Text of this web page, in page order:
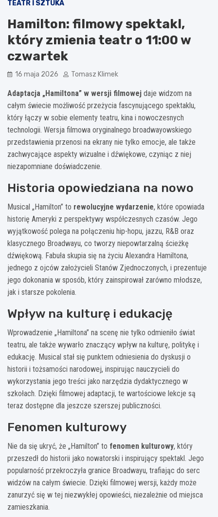
TEATR I SZTUKA
Hamilton: filmowy spektakl,
który zmienia teatr o 11:00 w
czwartek
16 maja 2026 Tomasz Klimek
Adaptacja „Hamiltona” w wersji filmowej daje widzom na
całym świecie możliwość przeżycia fascynującego spektaklu,
który łączy w sobie elementy teatru, kina i nowoczesnych
technologii. Wersja filmowa oryginalnego broadwayowskiego
przedstawienia przenosi na ekrany nie tylko emocje, ale także
zachwycające aspekty wizualne i dźwiękowe, czyniąc z niej
niezapomniane doświadczenie.
Historia opowiedziana na nowo
Musical „Hamilton” to rewolucyjne wydarzenie, które opowiada
historię Ameryki z perspektywy współczesnych czasów. Jego
wyjątkowość polega na połączeniu hip-hopu, jazzu, R&B oraz
klasycznego Broadwayu, co tworzy niepowtarzalną ścieżkę
dźwiękową. Fabuła skupia się na życiu Alexandra Hamiltona,
jednego z ojców założycieli Stanów Zjednoczonych, i prezentuje
jego dokonania w sposób, który zainspirował zarówno młodsze,
jak i starsze pokolenia.
Wpływ na kulturę i edukację
Wprowadzenie „Hamiltona” na scenę nie tylko odmieniło świat
teatru, ale także wywarło znaczący wpływ na kulturę, politykę i
edukację. Musical stał się punktem odniesienia do dyskusji o
historii i tożsamości narodowej, inspirując nauczycieli do
wykorzystania jego treści jako narzędzia dydaktycznego w
szkołach. Dzięki filmowej adaptacji, te wartościowe lekcje są
teraz dostępne dla jeszcze szerszej publiczności.
Fenomen kulturowy
Nie da się ukryć, że „Hamilton” to fenomen kulturowy, który
przeszedł do historii jako nowatorski i inspirujący spektakl. Jego
popularność przekroczyła granice Broadwayu, trafiając do serc
widzów na całym świecie. Dzięki filmowej wersji, każdy może
zanurzyć się w tej niezwykłej opowieści, niezależnie od miejsca
zamieszkania.